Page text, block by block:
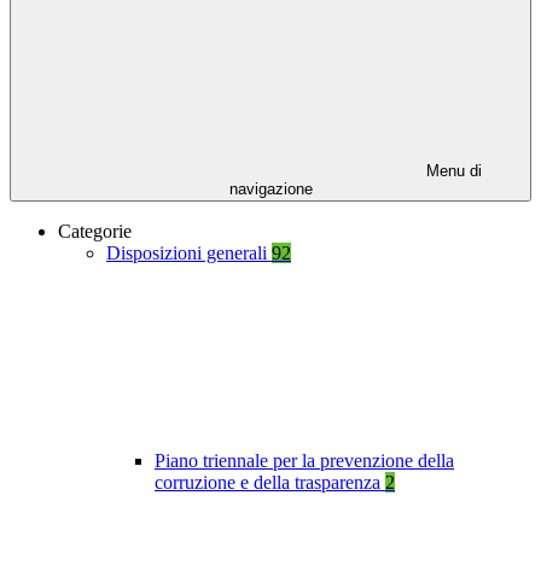
Menu di
navigazione
Categorie
Disposizioni generali 92
Piano triennale per la prevenzione della
corruzione e della trasparenza 2